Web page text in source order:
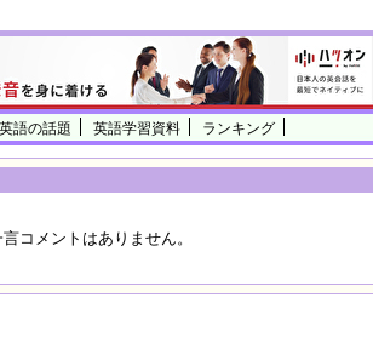
英語の話題 英語学習資料 ランキング
言コメントはありません。